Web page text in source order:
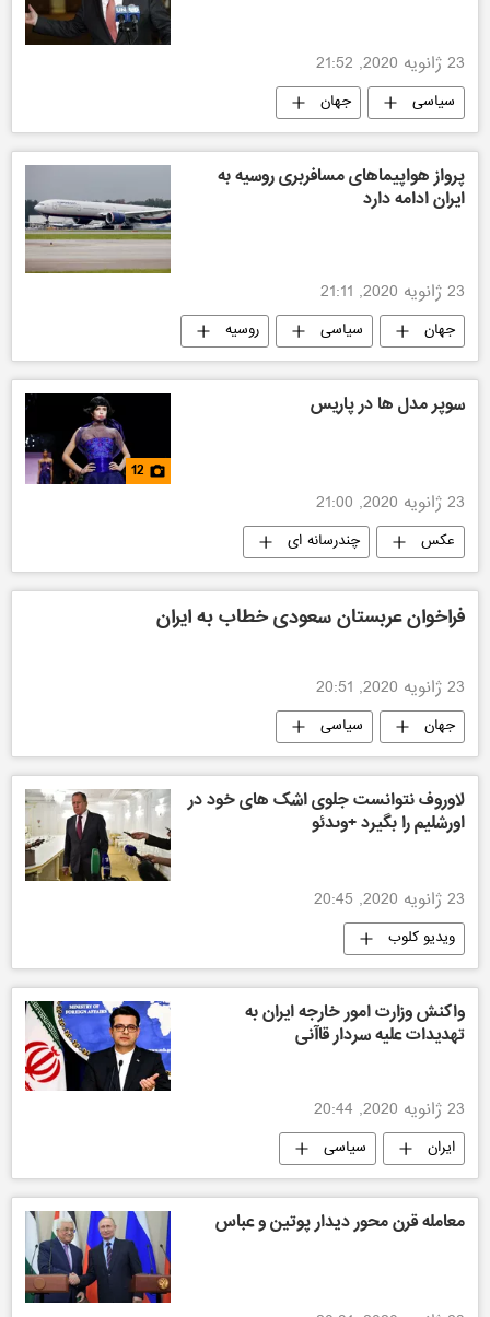
23 ژانویه 2020, 21:52
سیاسی جهان
پرواز هواپیماهای مسافربری روسیه به
ایران ادامه دارد
23 ژانویه 2020, 21:11
جهان سیاسی
روسیه
ایران
سوپر مدل ها در پاریس
12
23 ژانویه 2020, 21:00
عکس چندرسانه ای
فراخوان عربستان سعودی خطاب به ایران
23 ژانویه 2020, 20:51
جهان سیاسی
لاوروف نتوانست جلوی اشک های خود در
اورشلیم را بگیرد +وىدئو
23 ژانویه 2020, 20:45
ویدیو کلوب
واکنش وزارت امور خارجه ایران به
تهدیدات علیه سردار قاآنی
23 ژانویه 2020, 20:44
ایران سیاسی
معامله قرن محور ديدار پوتين و عباس